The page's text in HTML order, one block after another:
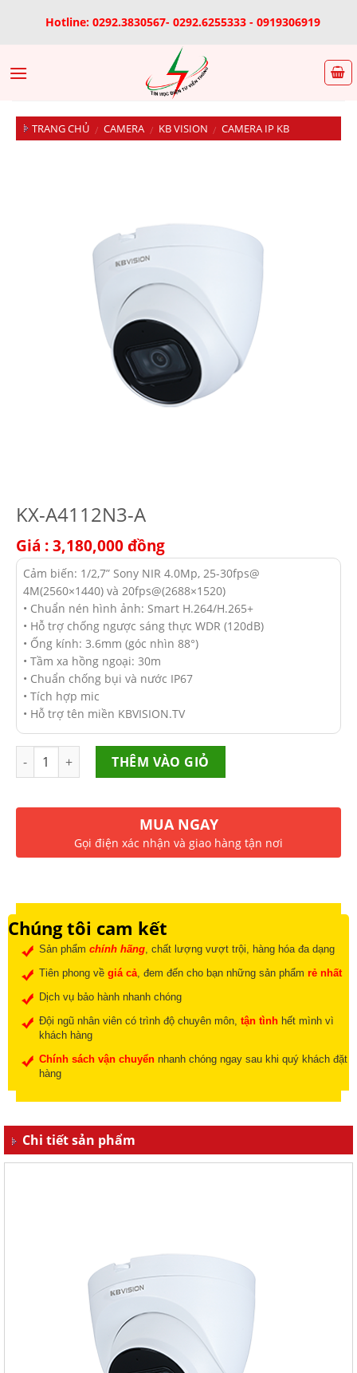
Hotline: 0292.3830567- 0292.6255333 - 0919306919
TRANG CHỦ / CAMERA / KB VISION / CAMERA IP KB
KX-A4112N3-A
Giá : 3,180,000đồng
Cảm biến: 1/2,7” Sony NIR 4.0Mp, 25-30fps@
4M(2560×1440) và 20fps@(2688×1520)
• Chuẩn nén hình ảnh: Smart H.264/H.265+
• Hỗ trợ chống ngược sáng thực WDR (120dB)
• Ống kính: 3.6mm (góc nhìn 88°)
• Tầm xa hồng ngoại: 30m
• Chuẩn chống bụi và nước IP67
• Tích hợp mic
• Hỗ trợ tên miền KBVISION.TV
Số lượng THÊM VÀO GIỎ
MUA NGAY
Gọi điện xác nhận và giao hàng tận nơi
Chúng tôi cam kết
Sản phẩm chính hãng, chất lượng vượt trội, hàng hóa đa dạng
Tiên phong về giá cả, đem đến cho bạn những sản phẩm rẻ nhất
Dịch vụ bảo hành nhanh chóng
Đội ngũ nhân viên có trình độ chuyên môn, tận tìnhhết mình vì
khách hàng
Chính sách vận chuyểnnhanh chóng ngay sau khi quý khách đặt
hàng
Chi tiết sản phẩm